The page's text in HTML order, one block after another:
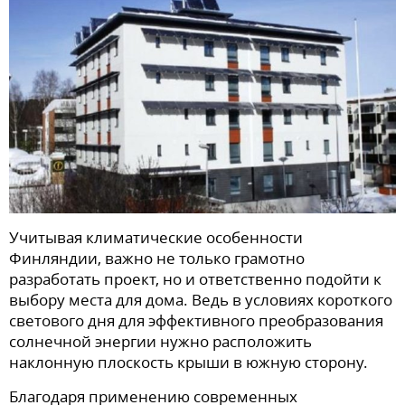
Учитывая климатические особенности
Финляндии, важно не только грамотно
разработать проект, но и ответственно подойти к
выбору места для дома. Ведь в условиях короткого
светового дня для эффективного преобразования
солнечной энергии нужно расположить
наклонную плоскость крыши в южную сторону.
Благодаря применению современных